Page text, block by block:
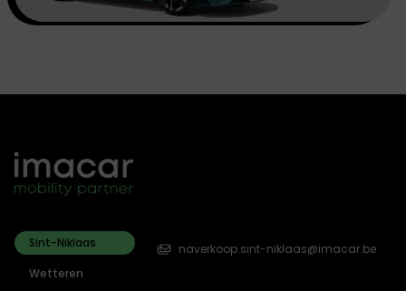
Sint-Niklaas
Wetteren
naverkoop.sint-niklaas@imacar.be